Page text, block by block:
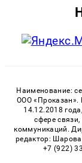
Наименование:
ООО «Проказан».
14.12.2018
сфере
коммуникаций.
редактор:
+7 (922)